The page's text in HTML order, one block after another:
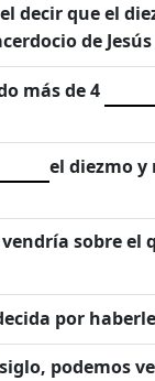
decir que el
de
más de 4
el diezmo
sobre
por
podemos